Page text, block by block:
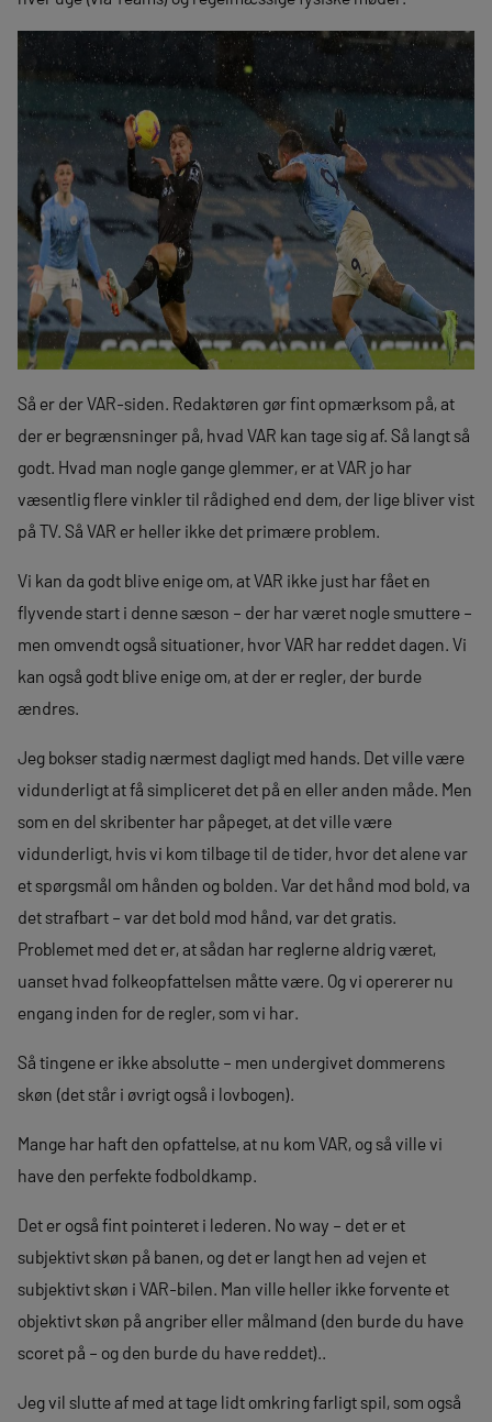
Så er der VAR-siden. Redaktøren gør fint opmærksom på, at
der er begrænsninger på, hvad VAR kan tage sig af. Så langt så
godt. Hvad man nogle gange glemmer, er at VAR jo har
væsentlig flere vinkler til rådighed end dem, der lige bliver vist
på TV. Så VAR er heller ikke det primære problem.
Vi kan da godt blive enige om, at VAR ikke just har fået en
flyvende start i denne sæson – der har været nogle smuttere –
men omvendt også situationer, hvor VAR har reddet dagen. Vi
kan også godt blive enige om, at der er regler, der burde
ændres.
Jeg bokser stadig nærmest dagligt med hands. Det ville være
vidunderligt at få simpliceret det på en eller anden måde. Men
som en del skribenter har påpeget, at det ville være
vidunderligt, hvis vi kom tilbage til de tider, hvor det alene var
et spørgsmål om hånden og bolden. Var det hånd mod bold, va
det strafbart – var det bold mod hånd, var det gratis.
Problemet med det er, at sådan har reglerne aldrig været,
uanset hvad folkeopfattelsen måtte være. Og vi opererer nu
engang inden for de regler, som vi har.
Så tingene er ikke absolutte – men undergivet dommerens
skøn (det står i øvrigt også i lovbogen).
Mange har haft den opfattelse, at nu kom VAR, og så ville vi
have den perfekte fodboldkamp.
Det er også fint pointeret i lederen. No way – det er et
subjektivt skøn på banen, og det er langt hen ad vejen et
subjektivt skøn i VAR-bilen. Man ville heller ikke forvente et
objektivt skøn på angriber eller målmand (den burde du have
scoret på – og den burde du have reddet)..
Jeg vil slutte af med at tage lidt omkring farligt spil, som også